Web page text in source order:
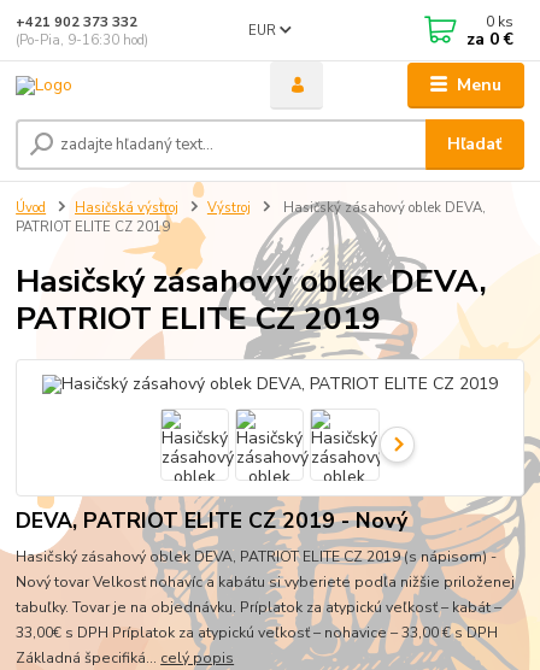
Menu
EUR
Hľadať
+421 902 373 332
(Po-Pia, 9-16:30 hod)
0 ks
za 0 €
Úvod Hasičská výstroj Výstroj
Hasičský zásahový oblek DEVA,
PATRIOT ELITE CZ 2019
Hasičský zásahový oblek DEVA,
PATRIOT ELITE CZ 2019
DEVA, PATRIOT ELITE CZ 2019 - Nový
Hasičský zásahový oblek DEVA, PATRIOT ELITE CZ 2019 (s nápisom) -
Nový tovar Velkosť nohavíc a kabátu si vyberiete podľa nižšie priloženej
tabuľky. Tovar je na objednávku. Príplatok za atypickú veľkosť – kabát –
33,00€ s DPH Príplatok za atypickú veľkosť – nohavice – 33,00 € s DPH
Základná špecifiká... celý popis